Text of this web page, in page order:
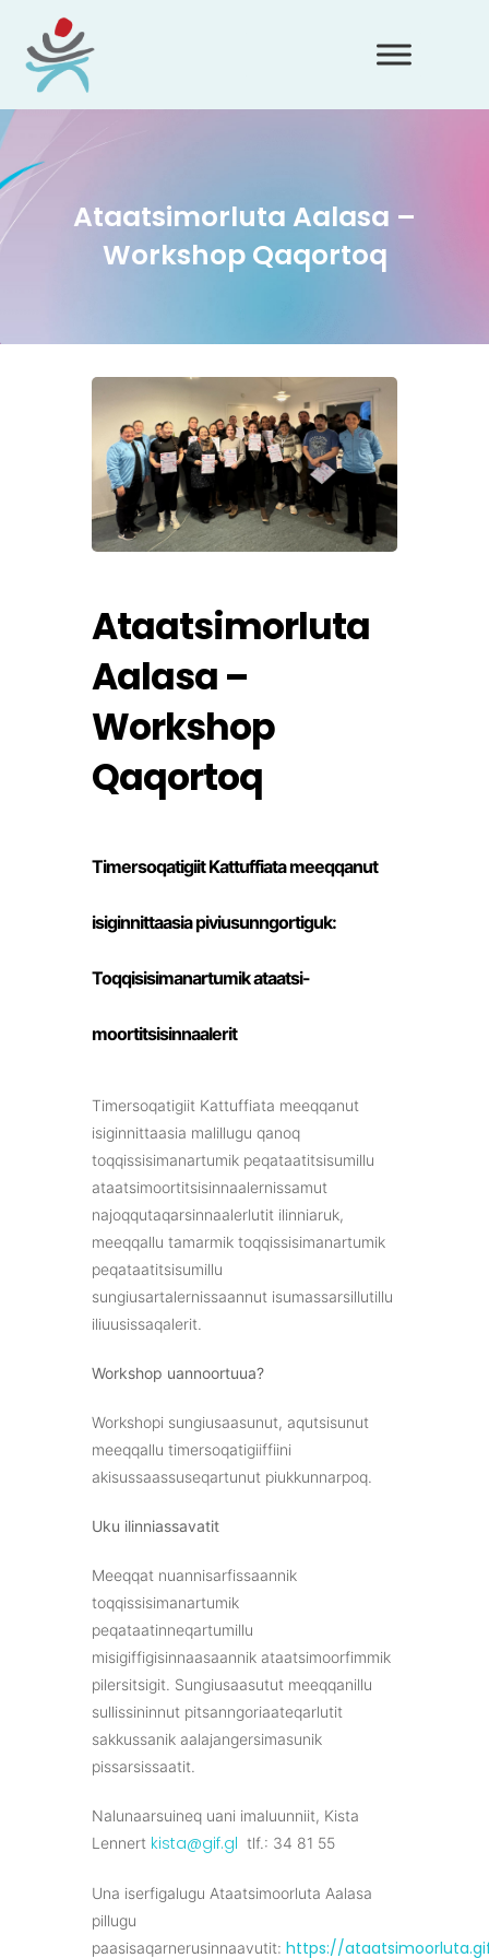
Ataatsimorluta Aalasa –
Workshop Qaqortoq
Ataatsimorluta
Aalasa –
Workshop
Qaqortoq
Timersoqatigiit Kattuffiata meeqqanut
isiginnittaasia piviusunngortiguk:
Toqqisisimanartumik ataatsi-
moortitsisinnaalerit
Timersoqatigiit Kattuffiata meeqqanut
isiginnittaasia malillugu qanoq
toqqissisimanartumik peqataatitsisumillu
ataatsimoortitsisinnaalernissamut
najoqqutaqarsinnaalerlutit ilinniaruk,
meeqqallu tamarmik toqqissisimanartumik
peqataatitsisumillu
sungiusartalernissaannut isumassarsillutillu
iliuusissaqalerit.
Workshop uannoortuua?
Workshopi sungiusaasunut, aqutsisunut
meeqqallu timersoqatigiiffiini
akisussaassuseqartunut piukkunnarpoq.
Uku ilinniassavatit
Meeqqat nuannisarfissaannik
toqqissisimanartumik
peqataatinneqartumillu
misigiffigisinnaasaannik ataatsimoorfimmik
pilersitsigit. Sungiusaasutut meeqqanillu
sullissininnut pitsanngoriaateqarlutit
sakkussanik aalajangersimasunik
pissarsissaatit.
Nalunaarsuineq uani imaluunniit, Kista
Lennert kista@gif.gl tlf.: 34 81 55
Una iserfigalugu Ataatsimoorluta Aalasa
pillugu
paasisaqarnerusinnaavutit: https://